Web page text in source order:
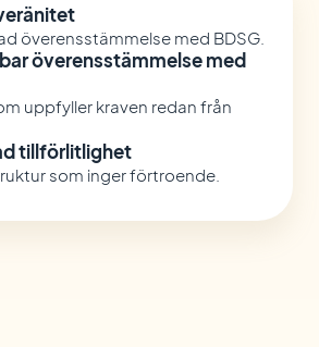
överensstämmelse med BDSG.
överensstämmelse med
uppfyller kraven redan från
tillförlitlighet
som inger förtroende.